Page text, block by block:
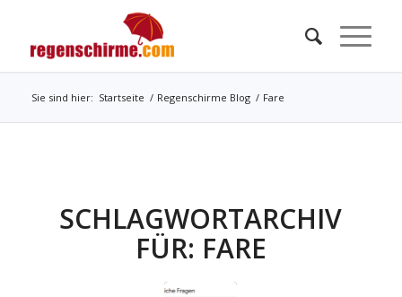
Sie sind hier: Startseite / Regenschirme Blog / Fare
SCHLAGWORTARCHIV
FÜR: FARE